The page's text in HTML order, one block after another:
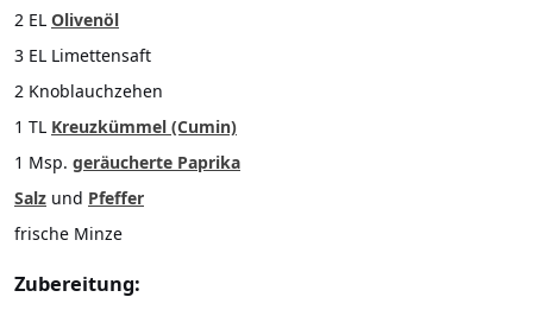
2 EL Olivenöl
3 EL Limettensaft
2 Knoblauchzehen
1 TL Kreuzkümmel (Cumin)
1 Msp. geräucherte Paprika
Salz und Pfeffer
frische Minze
Zubereitung: